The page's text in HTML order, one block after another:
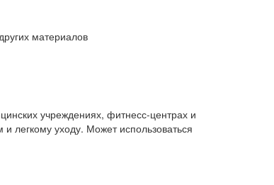
материалов
учреждениях, фитнесс-центрах и
и легкому уходу. Может использоваться